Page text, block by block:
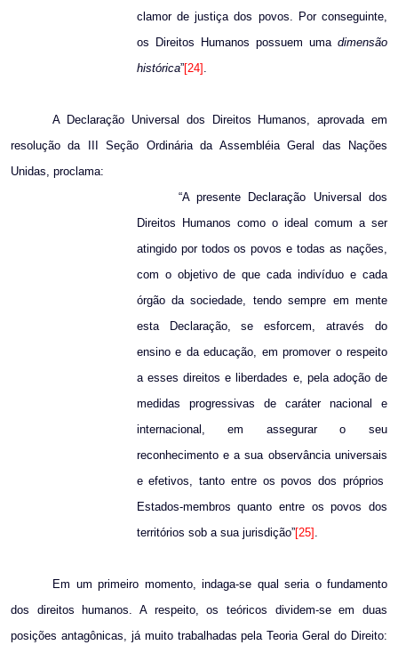
clamor de justiça dos povos. Por conseguinte,
os Direitos Humanos possuem uma dimensão
histórica”[24] .
A Declaração Universal dos Direitos Humanos, aprovada em
resolução da III Seção Ordinária da Assembléia Geral das Nações
Unidas, proclama:
“A presente Declaração Universal dos
Direitos Humanos como o ideal comum a ser
atingido por todos os povos e todas as nações,
com o objetivo de que cada indivíduo e cada
órgão da sociedade, tendo sempre em mente
esta Declaração, se esforcem, através do
ensino e da educação, em promover o respeito
a esses direitos e liberdades e, pela adoção de
medidas progressivas de caráter nacional e
internacional, em assegurar o seu
reconhecimento e a sua observância universais
e efetivos, tanto entre os povos dos próprios
Estados-membros quanto entre os povos dos
territórios sob a sua jurisdição”[25] .
Em um primeiro momento, indaga-se qual seria o fundamento
dos direitos humanos. A respeito, os teóricos dividem-se em duas
posições antagônicas, já muito trabalhadas pela Teoria Geral do Direito: